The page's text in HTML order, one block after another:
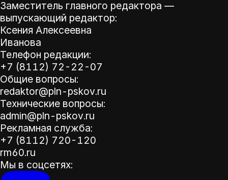
Заместитель главного редактора —
выпускающий редактор:
Ксения Алексеевна
Иванова
Телефон редакции:
+7 (8112) 72-22-07
Общие вопросы:
redaktor@pln-pskov.ru
Технические вопросы:
admin@pln-pskov.ru
Рекламная служба:
+7 (8112) 720-120
rm60.ru
Мы в соцсетях: